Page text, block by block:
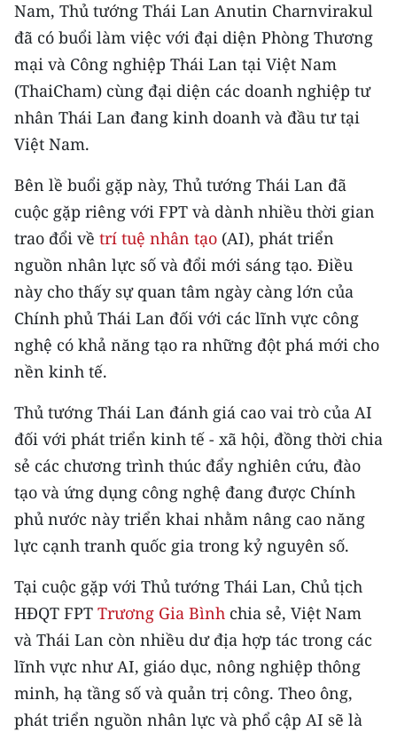
CHƯƠNG TRÌNH OCOP - MỖI XÃ
MỘT SẢN PHẨM
RADIO
MEDIA CENTER
Video
Media Chính trị
Media Kinh tế
Media Văn hóa
Media Xã hội
Media Pháp luật
Media Du lịch
Media Thế giới
Media Thể thao
Media Giáo dục
Media Y tế
Media Khoa học - Công nghệ
Media Môi trường
Ảnh
Nam, Thủ tướng Thái Lan Anutin Charnvirakul
đã có buổi làm việc với đại diện Phòng Thương
mại và Công nghiệp Thái Lan tại Việt Nam
(ThaiCham) cùng đại diện các doanh nghiệp tư
nhân Thái Lan đang kinh doanh và đầu tư tại
Việt Nam.
Bên lề buổi gặp này, Thủ tướng Thái Lan đã
cuộc gặp riêng với FPT và dành nhiều thời gian
trao đổi về trí tuệ nhân tạo (AI), phát triển
nguồn nhân lực số và đổi mới sáng tạo. Điều
này cho thấy sự quan tâm ngày càng lớn của
Chính phủ Thái Lan đối với các lĩnh vực công
nghệ có khả năng tạo ra những đột phá mới cho
nền kinh tế.
Thủ tướng Thái Lan đánh giá cao vai trò của AI
đối với phát triển kinh tế - xã hội, đồng thời chia
sẻ các chương trình thúc đẩy nghiên cứu, đào
tạo và ứng dụng công nghệ đang được Chính
phủ nước này triển khai nhằm nâng cao năng
lực cạnh tranh quốc gia trong kỷ nguyên số.
Tại cuộc gặp với Thủ tướng Thái Lan, Chủ tịch
HĐQT FPT Trương Gia Bình chia sẻ, Việt Nam
và Thái Lan còn nhiều dư địa hợp tác trong các
lĩnh vực như AI, giáo dục, nông nghiệp thông
minh, hạ tầng số và quản trị công. Theo ông,
phát triển nguồn nhân lực và phổ cập AI sẽ là